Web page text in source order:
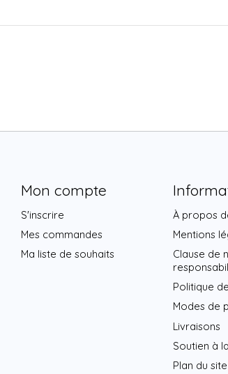
Mon compte
S'inscrire
Mes commandes
Ma liste de souhaits
À propos
Mentions
Clause de
Politique
Modes de
Livraisons
Soutien à
Plan du site